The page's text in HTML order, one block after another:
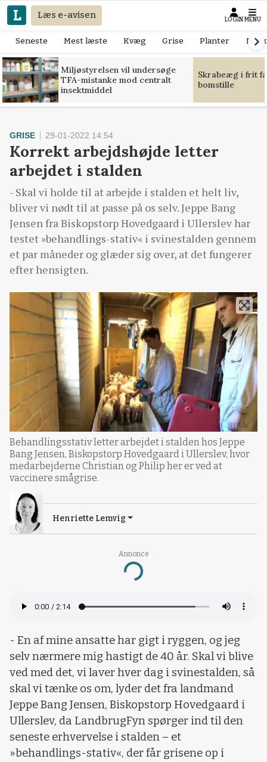
Læs e-avisen LOGIN MENU
Seneste Mest læste Kvæg Grise Planter
Miljøstyrelsen vil undersøge
TFA-mistanke mod centralt
insektmiddel
Skrabeæg i frit
bomstille
Annonce
Loading...
GRISE 29-01-2022 14:54
Korrekt arbejdshøjde letter
arbejdet i stalden
- Skal vi holde til at arbejde i stalden et helt liv,
bliver vi nødt til at passe på os selv. Jeppe Bang
Jensen fra Biskopstorp Hovedgaard i Ullerslev har
testet »behandlings-stativ« i svinestalden gennem
et par måneder og glæder sig over, at det fungerer
efter hensigten.
Behandlingsstativ letter arbejdet i stalden hos Jeppe
Bang Jensen, Biskopstorp Hovedgaard i Ullerslev, hvor
medarbejderne Christian og Philip her er ved at
vaccinere smågrise.
Henriette Lemvig
- En af mine ansatte har gigt i ryggen, og jeg
selv nærmere mig hastigt de 40 år. Skal vi blive
ved med det, vi laver hver dag i svinestalden, så
skal vi tænke os om, lyder det fra landmand
Jeppe Bang Jensen, Biskopstorp Hovedgaard i
Ullerslev, da LandbrugFyn spørger ind til den
seneste erhvervelse i stalden – et
»behandlings-stativ«, der får grisene op i